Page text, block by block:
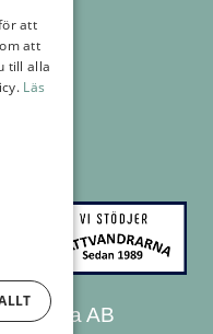
AB
att
att
till alla
Läs